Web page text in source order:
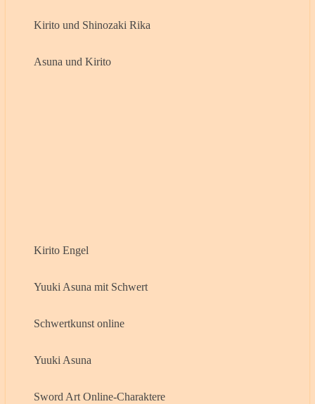
Kirito und Shinozaki Rika
Asuna und Kirito
Kirito Engel
Yuuki Asuna mit Schwert
Schwertkunst online
Yuuki Asuna
Sword Art Online-Charaktere